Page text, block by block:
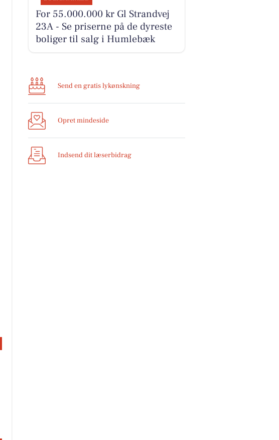
For 55.000.000 kr Gl Strandvej
23A - Se priserne på de dyreste
boliger til salg i Humlebæk
Send en gratis lykønskning
Opret mindeside
Indsend dit læserbidrag